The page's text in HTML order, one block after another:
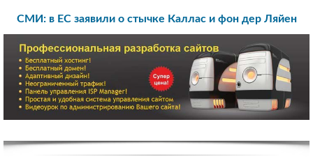
СМИ: в ЕС заявили о стычке Каллас и фон дер Ляйен